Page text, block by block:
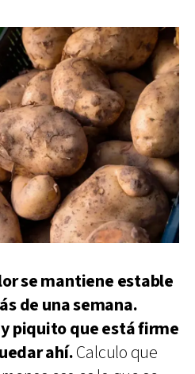
se mantiene estable
de una semana.
piquito que está firme
ahí.Calculo que